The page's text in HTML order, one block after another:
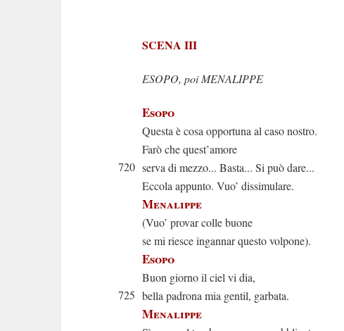
SCENA III
ESOPO, poi MENALIPPE
Esopo
Questa è cosa opportuna al caso nostro.
Farò che quest’amore
720 serva di mezzo... Basta... Si può dare...
Eccola appunto. Vuo’ dissimulare.
Menalippe
(Vuo’ provar colle buone
se mi riesce ingannar questo volpone).
Esopo
Buon giorno il ciel vi dia,
725 bella padrona mia gentil, garbata.
Menalippe